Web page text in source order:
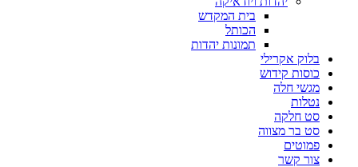
בית המקדש
הכותל
תמונות יהדות
בלוק אקרילי
כוסות קידוש
מגשי חלה
נטלות
סט חלקה
סט בר מצווה
פמוטים
צור קשר